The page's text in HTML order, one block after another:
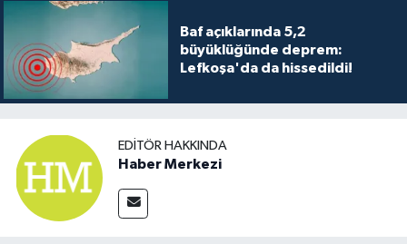
Baf açıklarında 5,2
büyüklüğünde deprem:
Lefkoşa'da da hissedildi!
EDITÖR HAKKINDA
Haber Merkezi
TATLISU
TEKNOLOJİ
TİCARET
YAŞAM